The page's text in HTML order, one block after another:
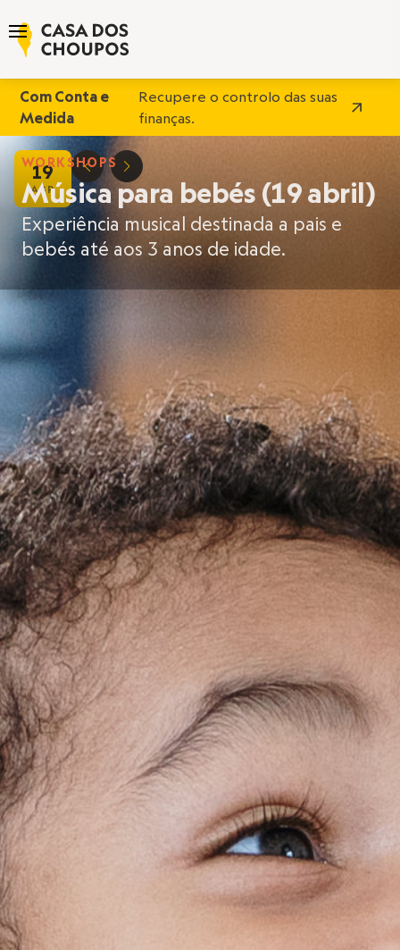
Com Conta e
Medida
Recupere o controlo das suas
finanças.
19
ABR
D E
WORKSHOPS
Música para bebés (19 abril)
Experiência musical destinada a pais e
bebés até aos 3 anos de idade.